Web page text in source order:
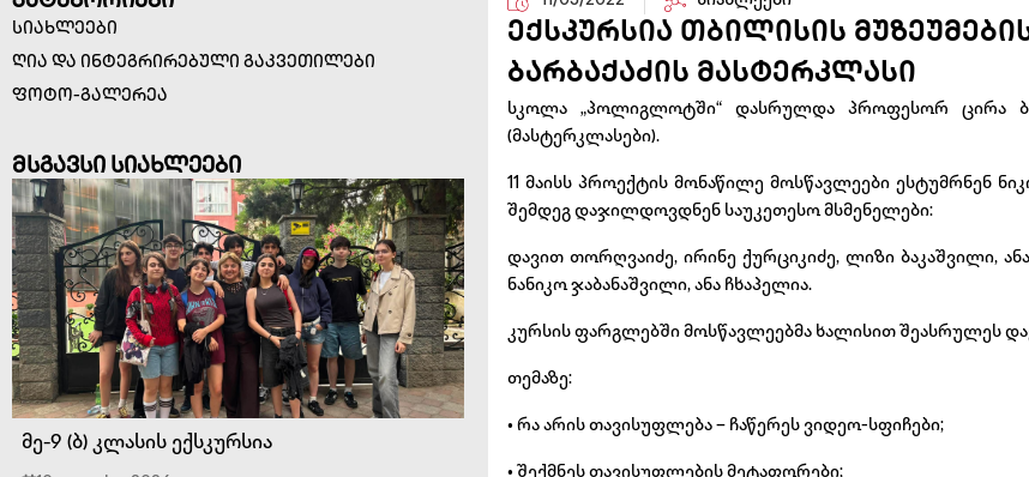
სიახლეები
ღია და ინტეგრირებული გაკვეთილები
ფოტო-გალერეა
მსგავსი სიახლეები
მე-9 (ბ) კლასის ექსკურსია
ექსკურსია თბილისის
ბარბაქაძის მასტერკლასი
სკოლა „პოლიგლოტში“ დასრულდა პროფესორ ცირა
(მასტერკლასები).
11 მაისს პროექტის მონაწილე მოსწავლეები ესტუმრნენ
შემდეგ დაჯილდოვდნენ საუკეთესო მსმენელები:
დავით თორღვაიძე, ირინე ქურციკიძე, ლიზი ბაკაშვილი,
ნანიკო ჯაბანაშვილი, ანა ჩხაპელია.
კურსის ფარგლებში მოსწავლეებმა ხალისით შეასრულეს
თემაზე:
• რა არის თავისუფლება – ჩაწერეს ვიდეო-სფიჩები;
• შექმნეს თავისუფლების მეტაფორები;